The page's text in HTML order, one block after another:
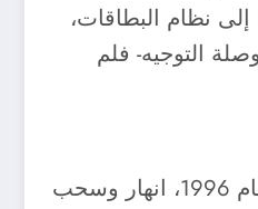
نظام البطاقات،
التوجيه- فلم
تحول فلاديمير نيشاي من عالم إلى مقدم إلتماس مثير للشفقة. بعد آخر رحلة غير مثمرة إلى موسكو، في يوم 30 من شهر أكتوبر لعام 1996، انهار وسحب